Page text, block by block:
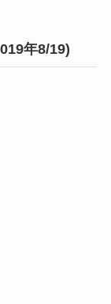
年8/19)